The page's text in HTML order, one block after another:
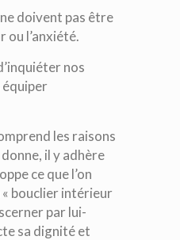
doivent pas être
ou l’anxiété.
nos
équiper
les raisons
il y adhère
ce que l’on
bouclier intérieur
par lui-
sa dignité et